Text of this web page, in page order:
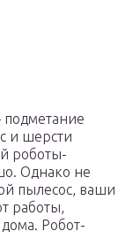
подметание
и шерсти
роботы-
Однако не
пылесос, ваши
работы,
Робот-